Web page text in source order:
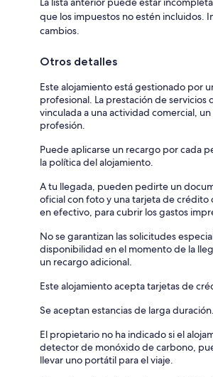
que los impuestos no estén incluidos.
cambios.
Otros detalles
Este alojamiento está gestionado por
profesional. La prestación de servicios
vinculada a una actividad comercial,
profesión.
Puede aplicarse un recargo por cada
la política del alojamiento.
A tu llegada, pueden pedirte un
oficial con foto y una tarjeta de
en efectivo, para cubrir los gastos
No se garantizan las solicitudes
disponibilidad en el momento de la
un recargo adicional.
Este alojamiento acepta tarjetas de
Se aceptan estancias de larga duración.
El propietario no ha indicado si el
detector de monóxido de carbono,
llevar uno portátil para el viaje.